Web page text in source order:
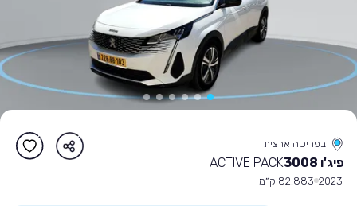
בפריסה ארצית
פיג'ו 3008 ACTIVE PACK
2023 82,883 ק״מ